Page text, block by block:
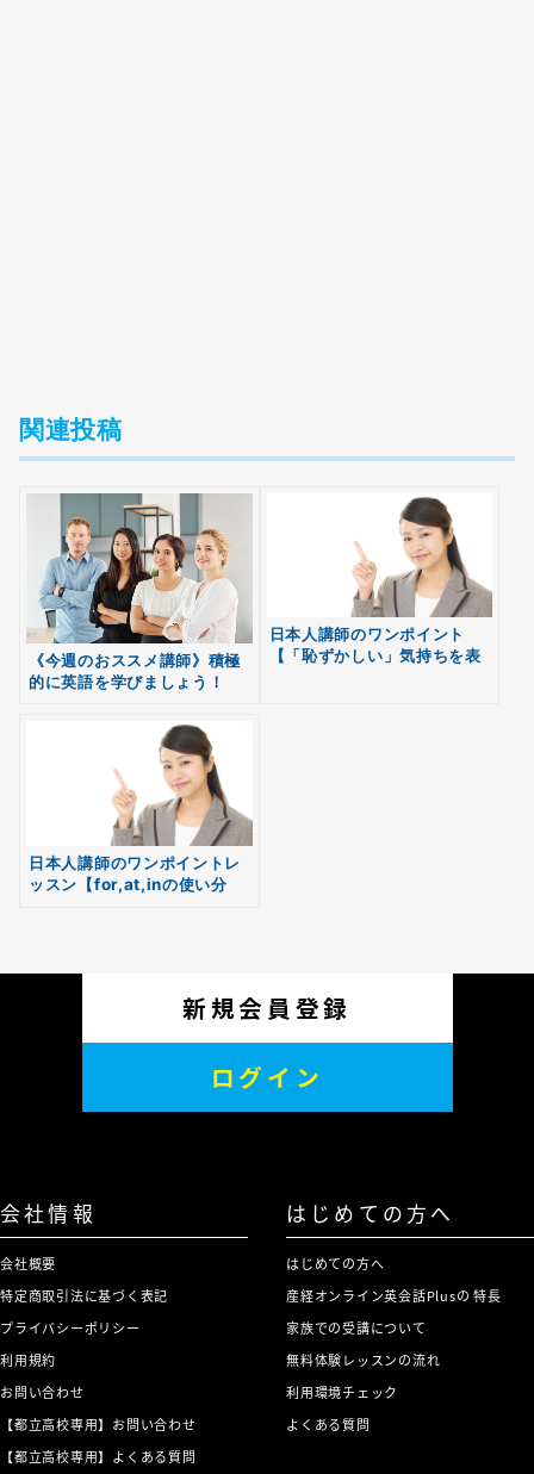
関連投稿
《今週のおススメ講師》積極
的に英語を学びましょう！
日本人講師のワンポイント
【「恥ずかしい」気持ちを表
日本人講師のワンポイントレ
ッスン【for,at,inの使い分
新規会員登録
ログイン
会社情報
会社概要
特定商取引法に基づく表記
プライバシーポリシー
利用規約
お問い合わせ
【都立高校専用】お問い合わせ
【都立高校専用】よくある質問
はじめての方へ
はじめての方へ
産経オンライン英会話Plusの 特長
家族での受講について
無料体験レッスンの流れ
利用環境チェック
よくある質問